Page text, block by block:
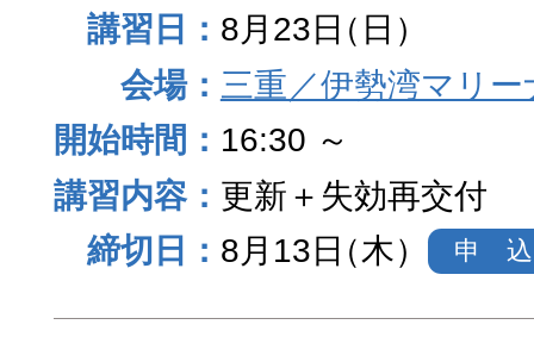
8月23日（日）
三重／伊勢湾マリー
16:30 ～
更新＋失効再交付
8月13日（木） 申 込